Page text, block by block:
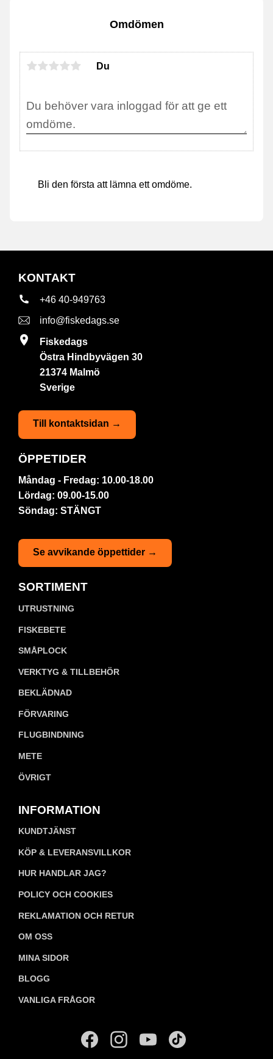
Omdömen
Du
Bli den första att lämna ett omdöme.
KONTAKT
+46 40-949763
info@fiskedags.se
Fiskedags
Östra Hindbyvägen 30
21374 Malmö
Sverige
Till kontaktsidan →
ÖPPETIDER
Måndag - Fredag: 10.00-18.00
Lördag: 09.00-15.00
Söndag: STÄNGT
Se avvikande öppettider →
SORTIMENT
UTRUSTNING
FISKEBETE
SMÅPLOCK
VERKTYG & TILLBEHÖR
BEKLÄDNAD
FÖRVARING
FLUGBINDNING
METE
ÖVRIGT
INFORMATION
KUNDTJÄNST
KÖP & LEVERANSVILLKOR
HUR HANDLAR JAG?
POLICY OCH COOKIES
REKLAMATION OCH RETUR
OM OSS
MINA SIDOR
BLOGG
VANLIGA FRÅGOR